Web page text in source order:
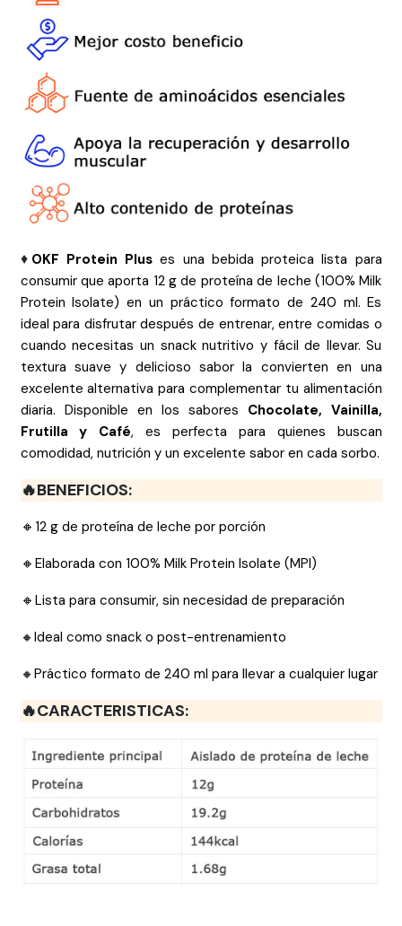
♦️ OKF Protein Pluses una bebida proteica lista para
consumir que aporta 12 g de proteína de leche (100% Milk
Protein Isolate) en un práctico formato de 240 ml. Es
ideal para disfrutar después de entrenar, entre comidas o
cuando necesitas un snack nutritivo y fácil de llevar. Su
textura suave y delicioso sabor la convierten en una
excelente alternativa para complementar tu alimentación
diaria. Disponible en los sabores Chocolate, Vainilla,
Frutilla y Café, es perfecta para quienes buscan
comodidad, nutrición y un excelente sabor en cada sorbo.
🔥BENEFICIOS:
🔸 12 g de proteína de leche por porción
🔸 Elaborada con 100% Milk Protein Isolate (MPI)
🔸 Lista para consumir, sin necesidad de preparación
🔸Ideal como snack o post-entrenamiento
🔸Práctico formato de 240 ml para llevar a cualquier lugar
🔥CARACTERISTICAS: